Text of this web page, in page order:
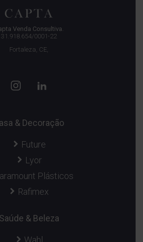
Venda Consultiva.
31.918.654/0001-22
Fortaleza, CE,
& Decoração
Future
Lyor
Plásticos
Rafimex
Saúde & Beleza
Wahl